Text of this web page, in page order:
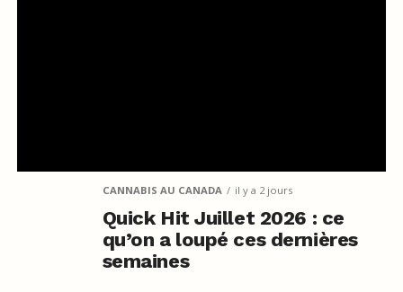
CANNABIS AU CANADA il y a 2 jours
Quick Hit Juillet 2026 : ce
qu’on a loupé ces dernières
semaines